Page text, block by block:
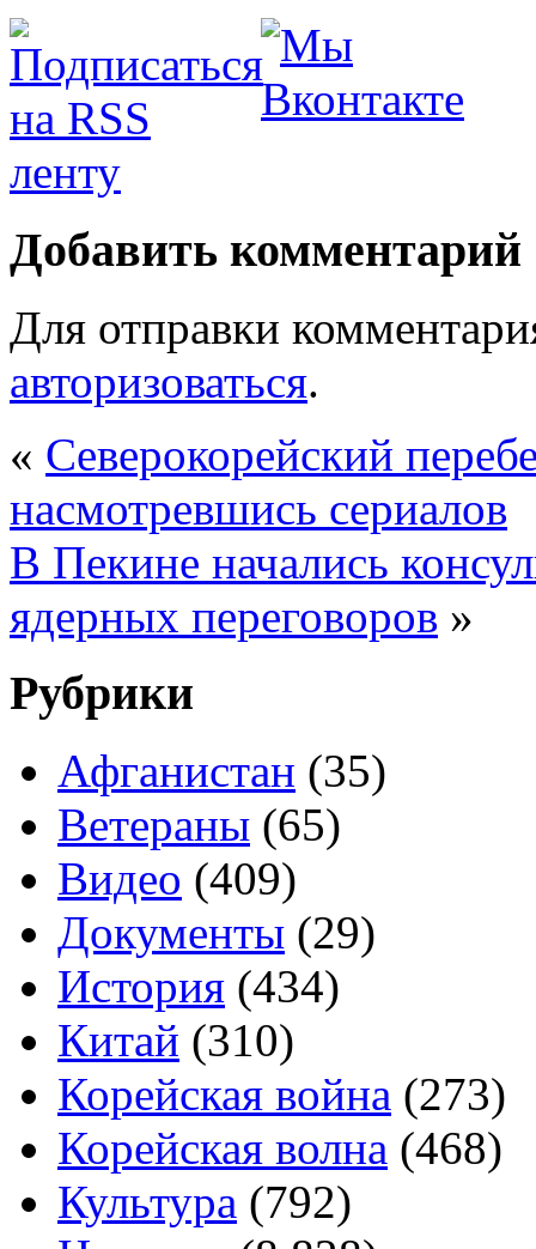
Добавить комментарий
Для отправки
авторизоваться.
« Северокорейский
насмотревшись сериалов
В Пекине начались
ядерных переговоров »
Рубрики
Афганистан (35)
Ветераны (65)
Видео (409)
Документы (29)
История (434)
Китай (310)
Корейская война (273)
Корейская волна (468)
Культура (792)